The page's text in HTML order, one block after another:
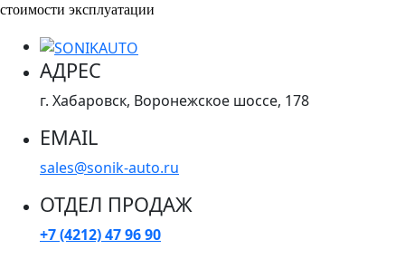
стоимости эксплуатации
АДРЕС
г. Хабаровск, Воронежское шоссе, 178
EMAIL
sales@sonik-auto.ru
ОТДЕЛ ПРОДАЖ
+7 (4212) 47 96 90